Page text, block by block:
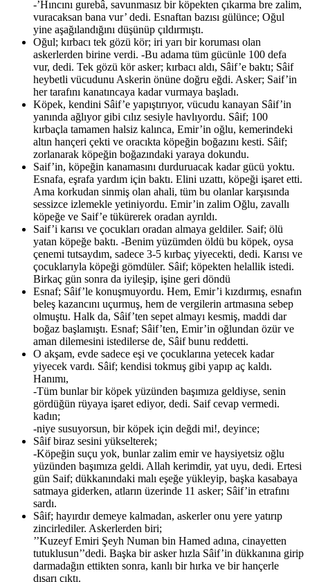
-’Hıncını gurebâ, savunmasız bir köpekten çıkarma bre zalim,
vuracaksan bana vur’ dedi. Esnaftan bazısı gülünce; Oğul
yine aşağılandığını düşünüp çıldırmıştı.
Oğul; kırbacı tek gözü kör; iri yarı bir koruması olan
askerlerden birine verdi. -Bu adama tüm gücünle 100 defa
vur, dedi. Tek gözü kör asker; kırbacı aldı, Sâif’e baktı; Sâif
heybetli vücudunu Askerin önüne doğru eğdi. Asker; Saif’in
her tarafını kanatıncaya kadar vurmaya başladı.
Köpek, kendini Sâif’e yapıştırıyor, vücudu kanayan Sâif’in
yanında ağlıyor gibi cılız sesiyle havlıyordu. Sâif; 100
kırbaçla tamamen halsiz kalınca, Emir’in oğlu, kemerindeki
altın hançeri çekti ve oracıkta köpeğin boğazını kesti. Sâif;
zorlanarak köpeğin boğazındaki yaraya dokundu.
Saif’in, köpeğin kanamasını durduruacak kadar gücü yoktu.
Esnafa, eşrafa yardım için baktı. Elini uzattı, köpeği işaret etti.
Ama korkudan sinmiş olan ahali, tüm bu olanlar karşısında
sessizce izlemekle yetiniyordu. Emir’in zalim Oğlu, zavallı
köpeğe ve Saif’e tükürerek oradan ayrıldı.
Saif’i karısı ve çocukları oradan almaya geldiler. Saif; ölü
yatan köpeğe baktı. -Benim yüzümden öldü bu köpek, oysa
çenemi tutsaydım, sadece 3-5 kırbaç yiyecekti, dedi. Karısı ve
çocuklarıyla köpeği gömdüler. Sâif; köpekten helallik istedi.
Birkaç gün sonra da iyileşip, işine geri döndü
Esnaf; Sâif’le konuşmuyordu. Hem, Emir’i kızdırmış, esnafın
beleş kazancını uçurmuş, hem de vergilerin artmasına sebep
olmuştu. Halk da, Sâif’ten sepet almayı kesmiş, maddi dar
boğaz başlamıştı. Esnaf; Sâif’ten, Emir’in oğlundan özür ve
aman dilemesini istedilerse de, Sâif bunu reddetti.
O akşam, evde sadece eşi ve çocuklarına yetecek kadar
yiyecek vardı. Sâif; kendisi tokmuş gibi yapıp aç kaldı.
Hanımı,
-Tüm bunlar bir köpek yüzünden başımıza geldiyse, senin
gördüğün rüyaya işaret ediyor, dedi. Saif cevap vermedi.
kadın;
-niye susuyorsun, bir köpek için değdi mi!, deyince;
Sâif biraz sesini yükselterek;
-Köpeğin suçu yok, bunlar zalim emir ve haysiyetsiz oğlu
yüzünden başımıza geldi. Allah kerimdir, yat uyu, dedi. Ertesi
gün Saif; dükkanındaki malı eşeğe yükleyip, başka kasabaya
satmaya giderken, atların üzerinde 11 asker; Sâif’in etrafını
sardı.
Sâif; hayırdır demeye kalmadan, askerler onu yere yatırıp
zincirlediler. Askerlerden biri;
’’Kuzeyf Emiri Şeyh Numan bin Hamed adına, cinayetten
tutuklusun’’dedi. Başka bir asker hızla Sâif’in dükkanına girip
darmadağın ettikten sonra, kanlı bir hırka ve bir hançerle
dışarı çıktı.